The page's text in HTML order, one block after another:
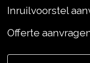
Inruilvoorstel
Offerte